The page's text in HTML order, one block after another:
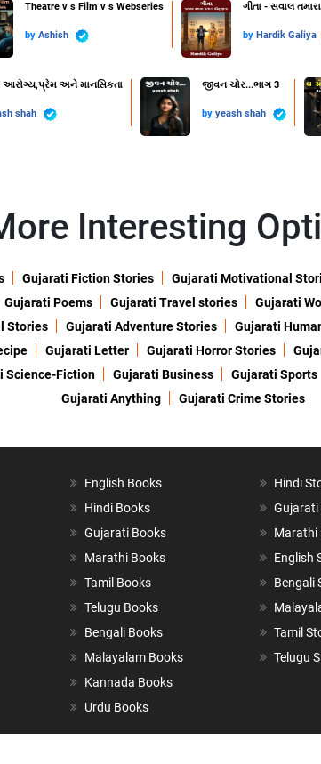
Theatre v s Film v s Webseries
by Ashish
ગીતા - સવાલ
by Hardik Galiya
અને માનસિકતા
shah
જીવન ચોર...ભાગ 3
by yeash shah
Interesting
Gujarati Fiction Stories Gujarati Motivational
Gujarati Poems Gujarati Travel stories Gujarati
Stories Gujarati Adventure Stories Gujarati
Gujarati Letter Gujarati Horror Stories
Science-Fiction Gujarati Business Gujarati Sports
Gujarati Anything
Gujarati Crime Stories
English Books
Hindi Books
Gujarati Books
Marathi Books
Tamil Books
Telugu Books
Bengali Books
Malayalam Books
Kannada Books
Urdu Books
Hindi
Gujarati
Marathi
English
Bengali
Tamil
Telugu